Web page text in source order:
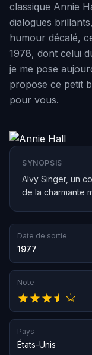
classique Annie
dialogues
humour décalé,
1978, dont celui
je me pose
propose ce petit
pour vous.
SYNOPSIS
Alvy Singer, un
de la charmante
Date de sortie
1977
Note
Pays
États-Unis